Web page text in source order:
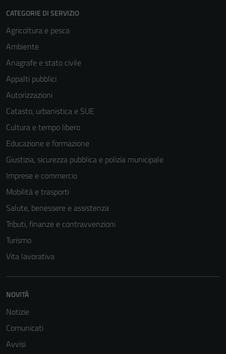
CATEGORIE DI SERVIZIO
Agricoltura e pesca
Ambiente
Anagrafe e stato civile
Appalti pubblici
Autorizzazioni
Catasto, urbanistica e SUE
Cultura e tempo libero
Educazione e formazione
Giustizia, sicurezza pubblica e polizia municipale
Imprese e commercio
Mobilità e trasporti
Salute, benessere e assistenza
Tributi, finanze e contravvenzioni
Turismo
Vita lavorativa
NOVITÀ
Notizie
Comunicati
Avvisi